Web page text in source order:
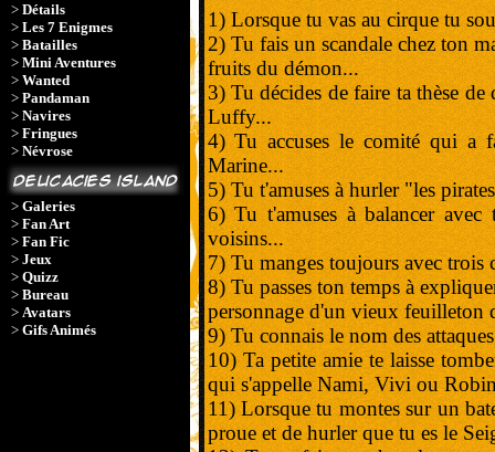
> Détails
> Les 7 Enigmes
> Batailles
> Mini Aventures
> Wanted
> Pandaman
> Navires
> Fringues
> Névrose
> Galeries
> Fan Art
> Fan Fic
> Jeux
> Quizz
> Bureau
> Avatars
> Gifs Animés
1) Lorsque tu vas au cirque tu
2) Tu fais un scandale chez ton
fruits du démon...
3) Tu décides de faire ta thèse
Luffy...
4) Tu accuses le comité qui a
Marine...
5) Tu t'amuses à hurler "les
6) Tu t'amuses à balancer avec
voisins...
7) Tu manges toujours avec trois
8) Tu passes ton temps à
personnage d'un vieux feuilleton
9) Tu connais le nom des
10) Ta petite amie te laisse
qui s'appelle Nami, Vivi ou
11) Lorsque tu montes sur un
proue et de hurler que tu es le